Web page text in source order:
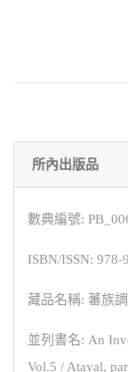
所內出版品
數典編號:
ISBN/ISSN:
藏品名稱: 蕃族
並列書名: An
Vol.5 / Atayal,